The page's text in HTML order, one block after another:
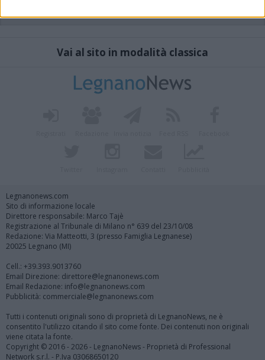
Vai al sito in modalità classica
Legnanonews.com
Sito di informazione locale
Direttore responsabile: Marco Tajè
Registrazione al Tribunale di Milano n° 639 del 23/10/08
Redazione: Via Matteotti, 3 (presso Famiglia Legnanese)
20025 Legnano (MI)
Cell.: +39.393.9013760
Email Direzione: direttore@legnanonews.com
Email Redazione: info@legnanonews.com
Pubblicità: commerciale@legnanonews.com
Tutti i contenuti originali sono di proprietà di LegnanoNews, ne è
consentito l'utilizzo citando il sito come fonte. Dei contenuti non originali
viene citata la fonte.
Copyright © 2016 - 2026 - LegnanoNews - Proprietà di Professional
Network s.r.l. - P.Iva 03068650120